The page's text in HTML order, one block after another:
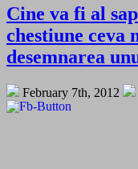
Cine va fi al
chestiune ceva
desemnarea
February 7th, 2012